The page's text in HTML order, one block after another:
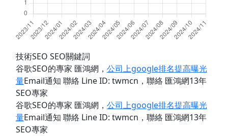
技術SEO SEO關鍵詞
谷歌SEO的專家 匯鴻網 ， 公司上google排名提高曝光
量Email通知 聯絡 Line ID: twmcn ，聯絡 匯鴻網13年
SEO專家
谷歌SEO的專家 匯鴻網 ， 公司上google排名提高曝光
量Email通知 聯絡 Line ID: twmcn ，聯絡 匯鴻網13年
SEO專家